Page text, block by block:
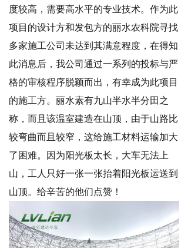
度较高，需要高水平的专业技术。作为此
项目的设计方和发包方的丽水农科院寻找
多家施工公司未达到其满意程度，在得知
此消息后，我公司通过一系列的投标与严
格的审核程序脱颖而出，有幸成为此项目
的施工方。丽水素有九山半水半分田之
称，而且该温室建造在山顶，由于山路比
较弯曲而且较窄，这给施工材料运输加大
了困难。因为阳光板太长，大车无法上
山，工人只好一张一张抬着阳光板运送到
山顶。给辛苦的他们点赞！